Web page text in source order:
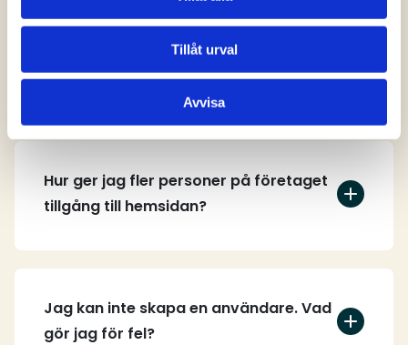
Tillåt urval
Avvisa
Hur skapar jag ett användarkonto?
Hur ger jag fler personer på företaget
tillgång till hemsidan?
Jag kan inte skapa en användare. Vad
gör jag för fel?